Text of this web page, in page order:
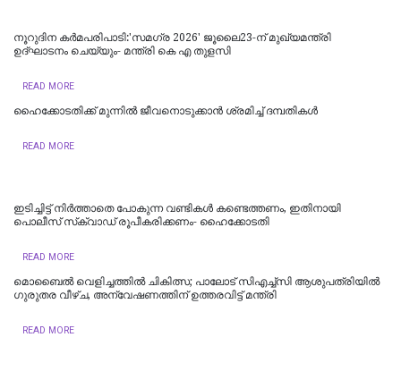
നൂറുദിന കർമപരിപാടി:'സമഗ്ര 2026' ജൂലൈ23-ന് മുഖ്യമന്ത്രി
ഉദ്ഘാടനം ചെയ്യും- മന്ത്രി കെ എ തുളസി
READ MORE
ഹൈക്കോടതിക്ക് മുന്നില്‍ ജീവനൊടുക്കാന്‍ ശ്രമിച്ച് ദമ്പതികള്‍
READ MORE
ഇടിച്ചിട്ട് നിര്‍ത്താതെ പോകുന്ന വണ്ടികള്‍ കണ്ടെത്തണം, ഇതിനായി
പൊലീസ് സ്‌ക്വാഡ് രൂപീകരിക്കണം- ഹൈക്കോടതി
READ MORE
മൊബൈൽ വെളിച്ചത്തിൽ ചികിത്സ; പാലോട് സിഎച്ച്‍സി ആശുപത്രിയിൽ
ഗുരുതര വീഴ്ച, അന്വേഷണത്തിന് ഉത്തരവിട്ട് മന്ത്രി
READ MORE